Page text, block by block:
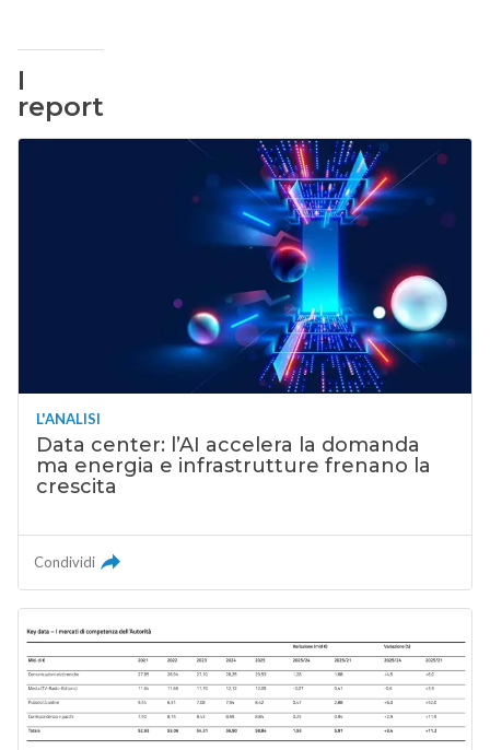
I
report
L'ANALISI
Data center: l’AI accelera la domanda
ma energia e infrastrutture frenano la
crescita
Condividi